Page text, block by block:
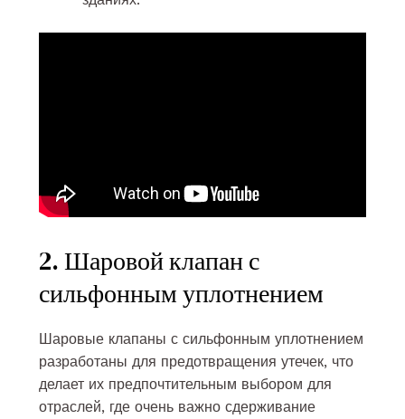
2. Шаровой клапан с
сильфонным уплотнением
Шаровые клапаны с сильфонным уплотнением
разработаны для предотвращения утечек, что
делает их предпочтительным выбором для
отраслей, где очень важно сдерживание